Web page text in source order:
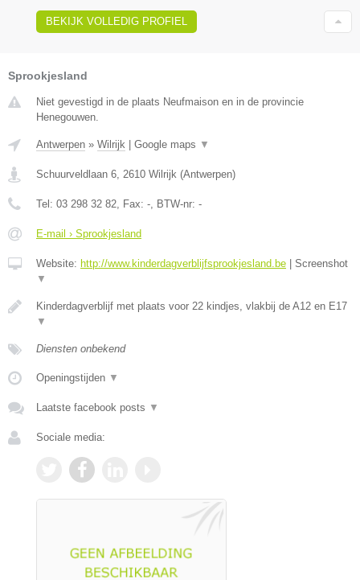
BEKIJK VOLLEDIG PROFIEL
Sprookjesland
Niet gevestigd in de plaats Neufmaison en in de provincie
Henegouwen.
Antwerpen » Wilrijk Google maps ▼
Schuurveldlaan 6, 2610 Wilrijk (Antwerpen)
Tel: 03 298 32 82, Fax: -, BTW-nr: -
E-mail › Sprookjesland
Website: http://www.kinderdagverblijfsprookjesland.be
Screenshot
▼
Kinderdagverblijf met plaats voor 22 kindjes, vlakbij de A12 en E17
▼
Diensten onbekend
Openingstijden ▼
Laatste facebook posts ▼
Sociale media: